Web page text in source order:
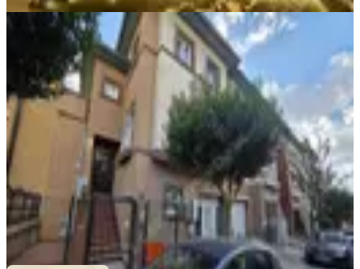
SİTE İÇİ
Bahçeşehir Ilgaz Villaları'nda Kiralık
4+2 Villa
Başakşehir, Bahçeşehir 1. Kısım Mahallesi
·330 m² · 05.08.2026
115.000 ₺
3.Cadde Gayrimenkul Fatma Baykal